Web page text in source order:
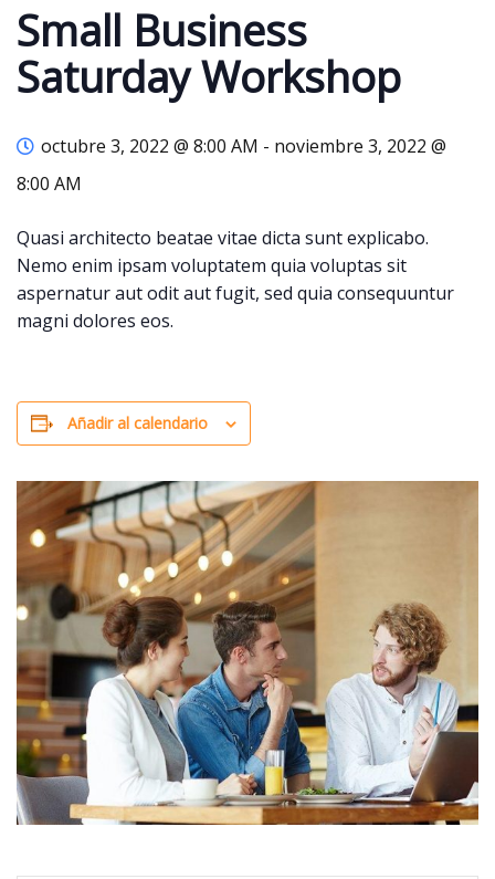
Small Business
Saturday Workshop
octubre 3, 2022 @ 8:00 AM - noviembre 3, 2022 @
8:00 AM
Quasi architecto beatae vitae dicta sunt explicabo.
Nemo enim ipsam voluptatem quia voluptas sit
aspernatur aut odit aut fugit, sed quia consequuntur
magni dolores eos.
Añadir al calendario